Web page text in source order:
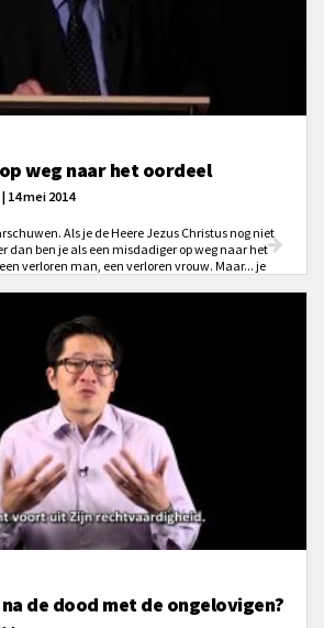
weg naar het oordeel
14 mei 2014
Als je de Heere Jezus Christus nog niet
dan ben je als een misdadiger op weg naar het
verloren man, een verloren vrouw. Maar... je
de dood met de ongelovigen?